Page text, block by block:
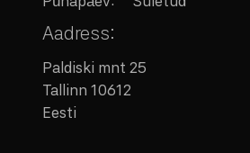
Aadress:
Paldiski mnt 25
Tallinn 10612
Eesti